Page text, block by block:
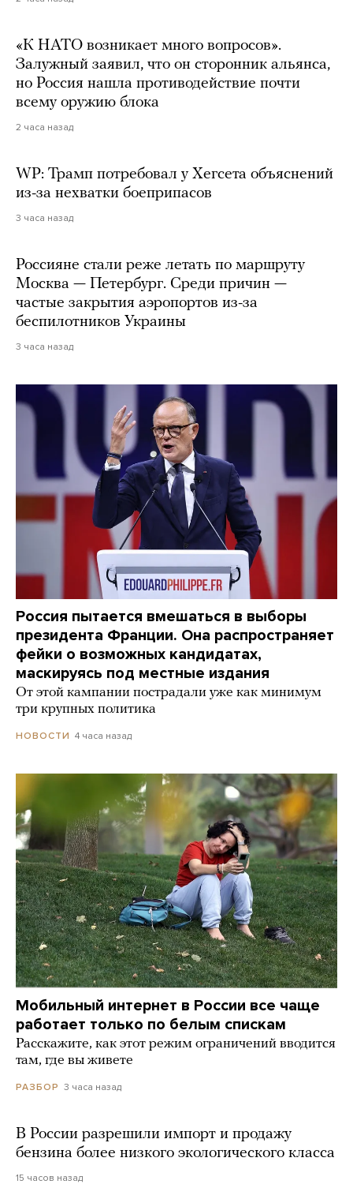
«К НАТО возникает много вопросов».
Залужный заявил, что он сторонник альянса,
но Россия нашла противодействие почти
всему оружию блока
2 часа назад
WP: Трамп потребовал у Хегсета объяснений
из-за нехватки боеприпасов
3 часа назад
Россияне стали реже летать по маршруту
Москва — Петербург. Среди причин —
частые закрытия аэропортов из-за
беспилотников Украины
3 часа назад
Россия пытается вмешаться в выборы
президента Франции. Она распространяет
фейки о возможных кандидатах,
маскируясь под местные издания
От этой кампании пострадали уже как минимум
три крупных политика
НОВОСТИ 4 часа назад
Мобильный интернет в России все чаще
работает только по белым спискам
Расскажите, как этот режим ограничений вводится
там, где вы живете
РАЗБОР 3 часа назад
В России разрешили импорт и продажу
бензина более низкого экологического класса
15 часов назад